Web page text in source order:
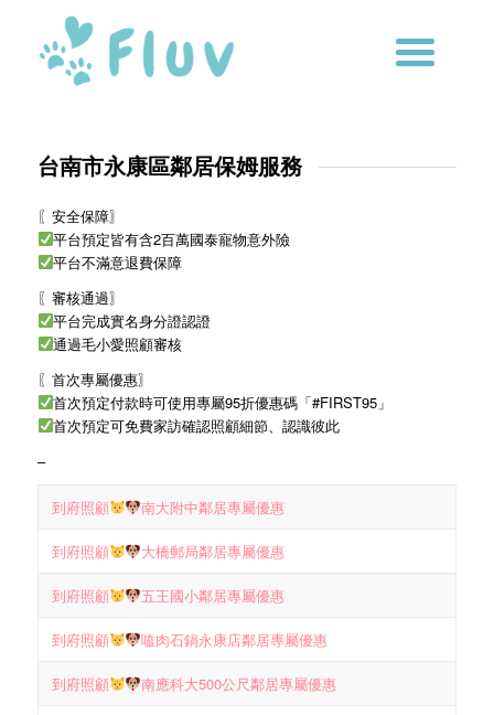
台南市永康區鄰居保姆服務
〖安全保障〗
平台預定皆有含2百萬國泰寵物意外險
平台不滿意退費保障
〖審核通過〗
平台完成實名身分證認證
通過毛小愛照顧審核
〖首次專屬優惠〗
首次預定付款時可使用專屬95折優惠碼「#FIRST95」
首次預定可免費家訪確認照顧細節、認識彼此
–
到府照顧 南大附中鄰居專屬優惠
到府照顧 大橋郵局鄰居專屬優惠
到府照顧 五王國小鄰居專屬優惠
到府照顧 嗑肉石鍋永康店鄰居專屬優惠
到府照顧 南應科大500公尺鄰居專屬優惠